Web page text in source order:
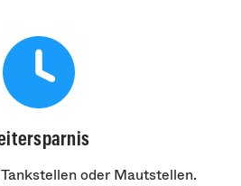
oder Mautstellen.